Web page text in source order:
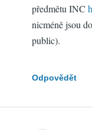
předmětu INC
nicméně jsou
public).
Odpovědět